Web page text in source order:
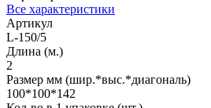
Все характеристики
Артикул
L-150/5
Длина (м.)
2
Размер мм (шир.*выс.*диагональ)
100*100*142